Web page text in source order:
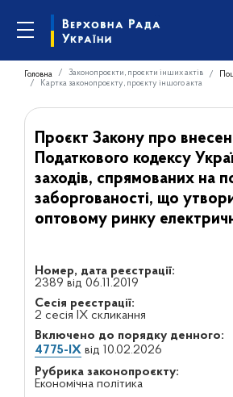
Головна Законопроєкти, проєкти інших актів
Картка законопроєкту, проєкту іншого акта
Проєкт Закону про
Податкового кодексу
заходів, спрямованих на
заборгованості, що
оптовому ринку
Номер, дата реєстрації:
2389 від 06.11.2019
Сесія реєстрації:
2 сесія IX скликання
Включено до порядку денного:
4775-IXвід 10.02.2026
Рубрика законопроєкту:
Економічна політика